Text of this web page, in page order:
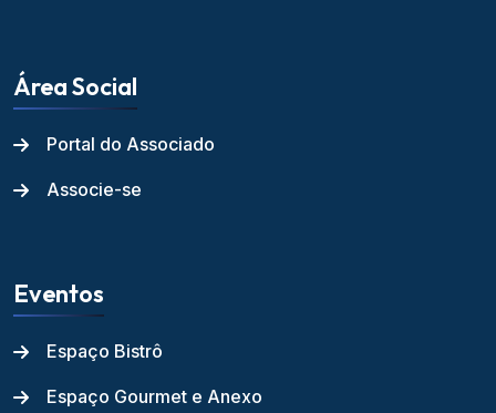
Área Social
Portal do Associado
Associe-se
Eventos
Espaço Bistrô
Espaço Gourmet e Anexo